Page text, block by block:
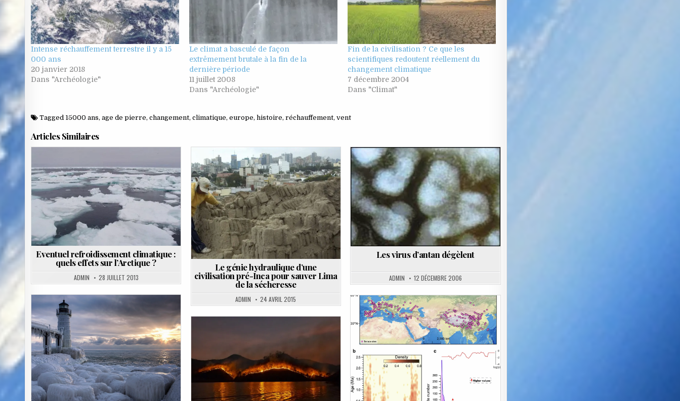
Intense réchauffement terrestre il y a 15
000 ans
20 janvier 2018
Dans "Archéologie"
Le climat a basculé de façon
extrêmement brutale à la fin de la
dernière période
11 juillet 2008
Dans "Archéologie"
Fin de la civilisation ? Ce que les
scientifiques redoutent réellement du
changement climatique
7 décembre 2004
Dans "Climat"
Tagged 15000 ans,age de pierre,changement,climatique,europe,histoire,réchauffement,vent
Articles Similaires
Posted
in
Eventuel refroidissement climatique :
quels effets sur l’Arctique ?
ADMIN 28 JUILLET 2013
Posted
in
Le génie hydraulique d’une
civilisation pré-Inca pour sauver Lima
de la sécheresse
ADMIN 24 AVRIL 2015
Posted
in
Les virus d’antan dégèlent
ADMIN 12 DÉCEMBRE 2006
Posted
in
Posted
in